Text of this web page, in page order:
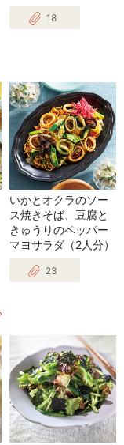
18
いかとオクラのソー
ス焼きそば、豆腐と
きゅうりのペッパー
マヨサラダ（2人分）
23